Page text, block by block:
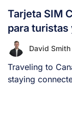
Tarjeta SIM
para
David Smith
Traveling to
staying